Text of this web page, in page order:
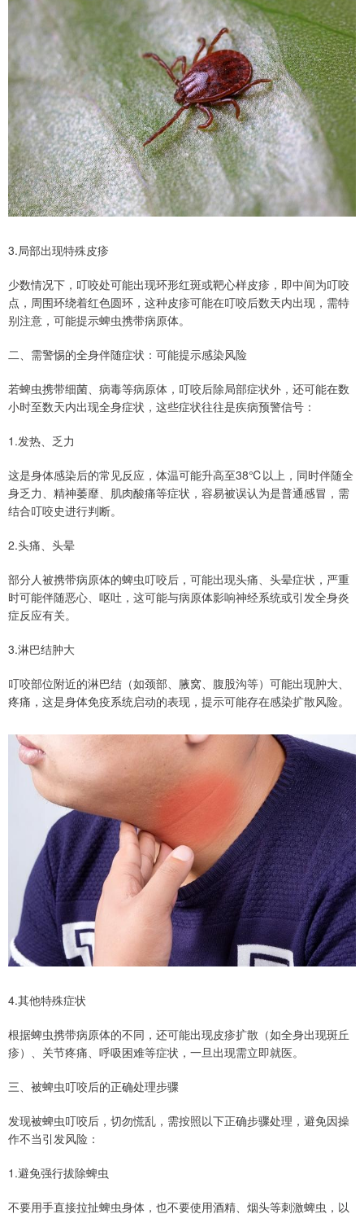
3.局部出现特殊皮疹
少数情况下，叮咬处可能出现环形红斑或靶心样皮疹，即中间为叮咬
点，周围环绕着红色圆环，这种皮疹可能在叮咬后数天内出现，需特
别注意，可能提示蜱虫携带病原体。
二、需警惕的全身伴随症状：可能提示感染风险
若蜱虫携带细菌、病毒等病原体，叮咬后除局部症状外，还可能在数
小时至数天内出现全身症状，这些症状往往是疾病预警信号：
1.发热、乏力
这是身体感染后的常见反应，体温可能升高至38℃以上，同时伴随全
身乏力、精神萎靡、肌肉酸痛等症状，容易被误认为是普通感冒，需
结合叮咬史进行判断。
2.头痛、头晕
部分人被携带病原体的蜱虫叮咬后，可能出现头痛、头晕症状，严重
时可能伴随恶心、呕吐，这可能与病原体影响神经系统或引发全身炎
症反应有关。
3.淋巴结肿大
叮咬部位附近的淋巴结（如颈部、腋窝、腹股沟等）可能出现肿大、
疼痛，这是身体免疫系统启动的表现，提示可能存在感染扩散风险。
4.其他特殊症状
根据蜱虫携带病原体的不同，还可能出现皮疹扩散（如全身出现斑丘
疹）、关节疼痛、呼吸困难等症状，一旦出现需立即就医。
三、被蜱虫叮咬后的正确处理步骤
发现被蜱虫叮咬后，切勿慌乱，需按照以下正确步骤处理，避免因操
作不当引发风险：
1.避免强行拔除蜱虫
不要用手直接拉扯蜱虫身体，也不要使用酒精、烟头等刺激蜱虫，以